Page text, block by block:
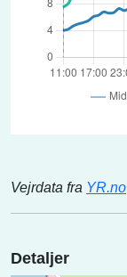
Vejrdata fra YR.no
Detaljer